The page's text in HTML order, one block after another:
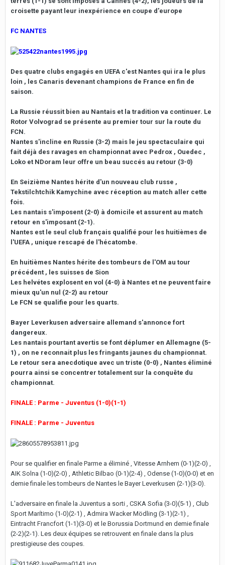
croisette payant leur inexpérience en coupe d'europe
FC NANTES
Des quatre clubs engagés en UEFA c'est Nantes qui ira le plus
loin , les Canaris devenant champions de France en fin de
saison.
La Russie réussit bien au Nantais et la tradition va continuer. Le
Rotor Volvograd se présente au premier tour sur la route du
FCN.
Nantes s'incline en Russie (3-2) mais le jeu spectaculaire qui
fait déjà des ravages en championnat avec Pedrox , Ouedec ,
Loko et NDoram leur offre un beau succés au retour (3-0)
En Seizième Nantes hérite d'un nouveau club russe ,
Tekstilchtchik Kamychine avec réception au match aller cette
fois.
Les nantais s'imposent (2-0) à domicile et assurent au match
retour en s'imposant (2-1).
Nantes est le seul club français qualifié pour les huitièmes de
l'UEFA , unique rescapé de l'hécatombe.
En huitièmes Nantes hérite des tombeurs de l'OM au tour
précédent , les suisses de Sion
Les helvétes explosent en vol (4-0) à Nantes et ne peuvent faire
mieux qu'un nul (2-2) au retour
Le FCN se qualifie pour les quarts.
Bayer Leverkusen adversaire allemand s'annonce fort
dangereux.
Les nantais pourtant avertis se font déplumer en Allemagne (5-
1) , on ne reconnait plus les fringants jaunes du championnat.
Le retour sera anecdotique avec un triste (0-0) , Nantes éliminé
pourra ainsi se concentrer totalement sur la conquête du
championnat.
FINALE : Parme - Juventus (1-0)(1-1)
FINALE : Parme - Juventus
Pour se qualifier en finale Parme a éliminé , Vitesse Arnhem (0-1)(2-0) ,
AIK Solna (1-0)(2-0) , Athletic Bilbao (0-1)(2-4) , Odense (1-0)(0-0) et en
demie finale les tombeurs de Nantes le Bayer Leverkusen (2-1)(3-0).
L'adversaire en finale la Juventus a sorti , CSKA Sofia (3-0)(5-1) , Club
Sport Marítimo (1-0)(2-1) , Admira Wacker Mödling (3-1)(2-1) ,
Eintracht Francfort (1-1)(3-0) et le Borussia Dortmund en demie finale
(2-2)(2-1). Les deux équipes se retrouvent en finale dans la plus
prestigieuse des coupes.